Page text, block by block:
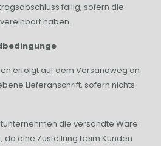
fällig, sofern die
haben.
erfolgt auf dem Versandweg an
Lieferanschrift, sofern nichts
die versandte Ware
da eine Zustellung beim Kunden